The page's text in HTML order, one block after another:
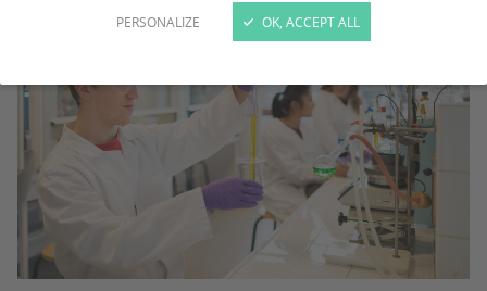
PERSONALIZE OK, ACCEPT ALL